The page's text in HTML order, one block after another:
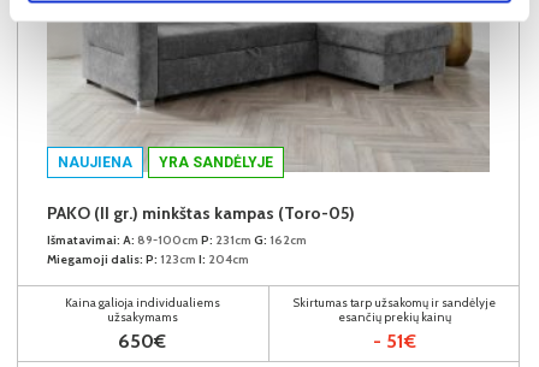
NAUJIENA YRA SANDĖLYJE
PAKO (II gr.) minkštas kampas (Toro-05)
Išmatavimai: A: 89-100cm P: 231cm G: 162cm
Miegamoji dalis: P: 123cm I: 204cm
Kaina galioja individualiems
užsakymams
650€
Skirtumas tarp užsakomų ir sandėlyje
esančių prekių kainų
- 51€